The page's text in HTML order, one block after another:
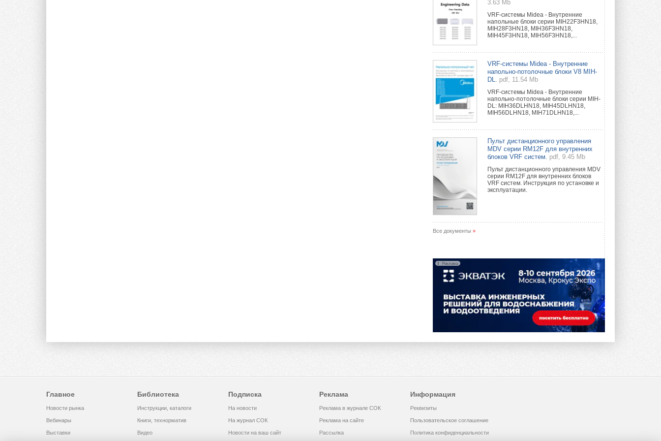
3.63 Mb
VRF-системы Midea - Внутренние
напольные блоки серии MIH22F3HN18,
MIH28F3HN18, MIH36F3HN18,
MIH45F3HN18, MIH56F3HN18,...
VRF-системы Midea - Внутренние
напольно-потолочные блоки V8 MIH-
DL.
pdf, 11.54 Mb
VRF-системы Midea - Внутренние
напольно-потолочные блоки серии MIH-
DL: MIH36DLHN18, MIH45DLHN18,
MIH56DLHN18, MIH71DLHN18,...
Пульт дистанционного управления
MDV серии RM12F для внутренних
блоков VRF систем.
pdf, 9.45 Mb
Пульт дистанционного управления MDV
серии RM12F для внутренних блоков
VRF систем. Инструкция по установке и
эксплуатации.
Все документы »
Реклама
Главное
Новости рынка
Вебинары
Выставки
Библиотека
Инструкции, каталоги
Книги, технорматив
Видео
Подписка
На новости
На журнал СОК
Новости на ваш сайт
Реклама
Реклама в журнале СОК
Реклама на сайте
Рассылка
Информация
Реквизиты
Пользовательское соглашение
Политика конфиденциальности